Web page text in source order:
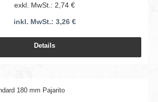
exkl. MwSt.: 2,74 €
inkl. MwSt.: 3,26 €
Details